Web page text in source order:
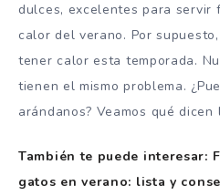
dulces, excelentes para servir
calor del verano. Por
tener calor esta temporada.
tienen el mismo problema.
arándanos? Veamos qué dicen
También te puede interesar:
gatos en verano: lista y